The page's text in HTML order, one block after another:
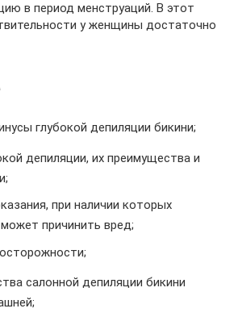
в период менструаций. В этот
у женщины достаточно
глубокой депиляции бикини;
депиляции, их преимущества и
при наличии которых
причинить вред;
салонной депиляции бикини